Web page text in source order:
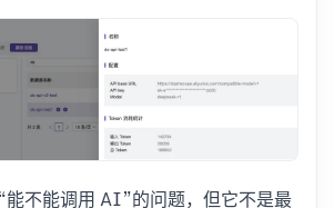
能不能调用 AI”的问题，但它不是最